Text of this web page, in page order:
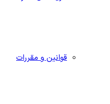
قوانین و مقررات